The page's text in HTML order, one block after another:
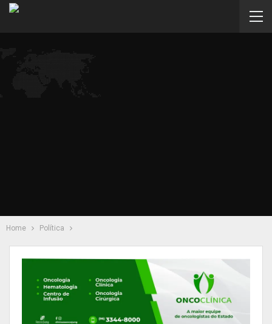
Home Política